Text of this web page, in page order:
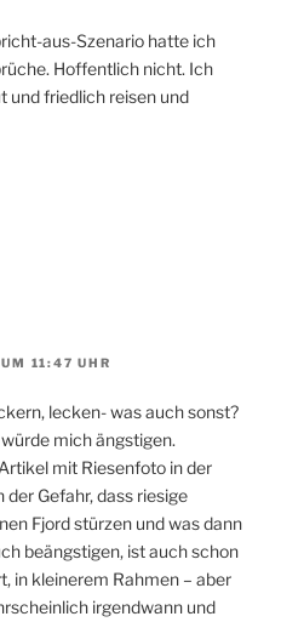
aus-Szenario hatte ich
Hoffentlich nicht. Ich
und friedlich reisen und
11:47 UHR
lecken- was auch sonst?
mich ängstigen.
mit Riesenfoto in der
Gefahr, dass riesige
Fjord stürzen und was dann
beängstigen, ist auch schon
in kleinerem Rahmen – aber
irgendwann und